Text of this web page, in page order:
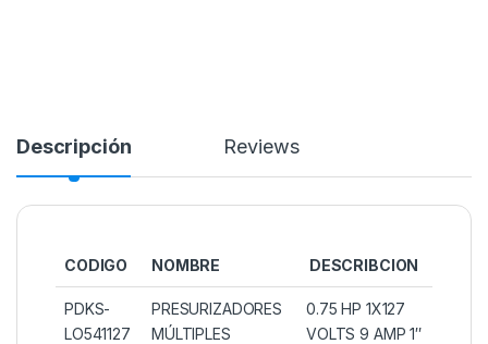
Descripción Reviews
CODIGO NOMBRE DESCRIBCION
PDKS-
LO541127
PRESURIZADORES
MÚLTIPLES
0.75 HP 1X127
VOLTS 9 AMP 1″